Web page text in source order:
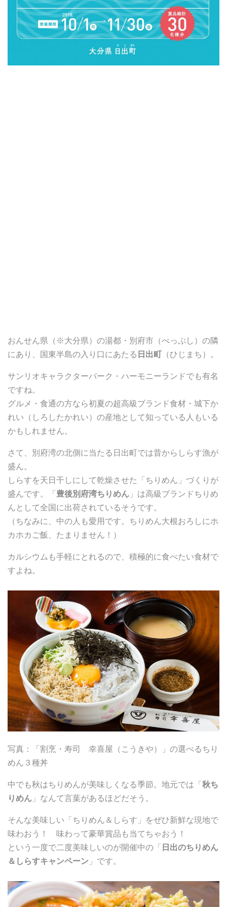
おんせん県（※大分県）の湯都・別府市（べっぷし）の隣
にあり、国東半島の入り口にあたる 日出町 （ひじまち）。
サンリオキャラクターパーク・ハーモニーランドでも有名
ですね。
グルメ・食通の方なら初夏の超高級ブランド食材・城下か
れい（しろしたかれい）の産地として知っている人もいる
かもしれません。
さて、別府湾の北側に当たる日出町では昔からしらす漁が
盛ん。
しらすを天日干しにして乾燥させた「ちりめん」づくりが
盛んです。「 豊後別府湾ちりめん 」は高級ブランドちりめ
んとして全国に出荷されているそうです。
（ちなみに、中の人も愛用です。ちりめん大根おろしにホ
カホカご飯、たまりません！）
カルシウムも手軽にとれるので、積極的に食べたい食材で
すよね。
写真：「割烹・寿司 幸喜屋（こうきや）」の選べるちり
めん３種丼
中でも秋はちりめんが美味しくなる季節。地元では「 秋ち
りめん 」なんて言葉があるほどだそう。
そんな美味しい「ちりめん＆しらす」をぜひ新鮮な現地で
味わおう！ 味わって豪華賞品も当てちゃおう！
という一度で二度美味しいのが開催中の「 日出のちりめん
＆しらすキャンペーン 」です。